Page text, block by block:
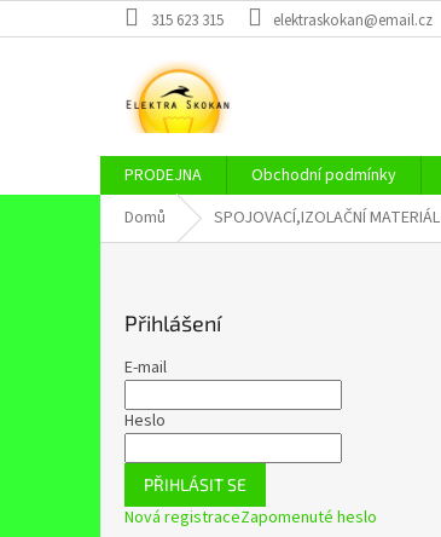
na
315 623 315 elektraskokan@email.cz
PRODEJNA Obchodní podmínky
Domů
SPOJOVACÍ,IZOLAČNÍ MATERIÁL
Přihlášení
E-mail
Heslo
PŘIHLÁSIT SE
Nová registraceZapomenuté heslo